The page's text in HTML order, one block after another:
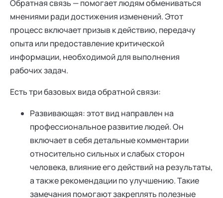
Обратная связь — помогает людям обмениваться
мнениями ради достижения изменений. Этот
процесс включает призыв к действию, передачу
опыта или предоставление критической
информации, необходимой для выполнения
рабочих задач.
Есть три базовых вида обратной связи:
Развивающая: этот вид направлен на
профессиональное развитие людей. Он
включает в себя детальные комментарии
относительно сильных и слабых сторон
человека, влияние его действий на результаты,
а также рекомендации по улучшению. Такие
замечания помогают закреплять полезные